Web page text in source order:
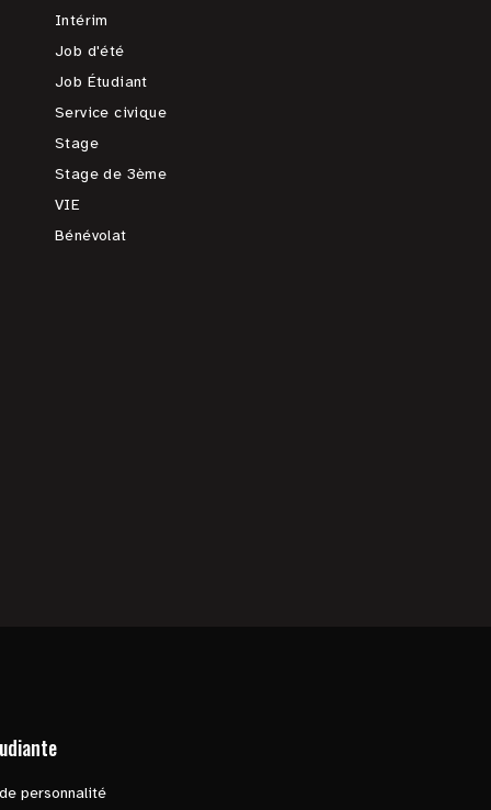
Intérim
Job d'été
Job Étudiant
Service civique
Stage
Stage de 3ème
VIE
Bénévolat
personnalité